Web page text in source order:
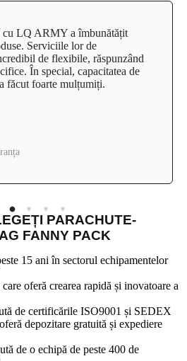
Am cumpărat de la LQ ARMY de
Ofertele en-gros și serviciile de
alegerea noastră preferată pentru
Selecția lor de produse este extinsă,
depășește constant așteptările. Ne
CEO din Germania
PARACHUTE-
FANNY PACK
15 ani în sectorul echipamentelor
oferă crearea rapidă și inovatoare a
de certificările ISO9001 și SEDEX
depozitare gratuită și expediere
de o echipă de peste 400 de